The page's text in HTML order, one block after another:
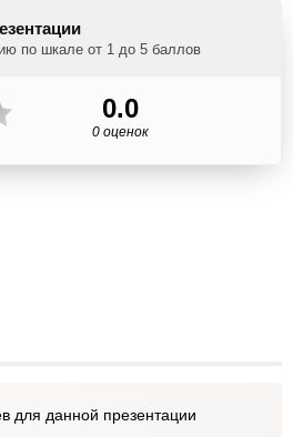
по шкале от 1 до 5 баллов
0.0
0 оценок
для данной презентации